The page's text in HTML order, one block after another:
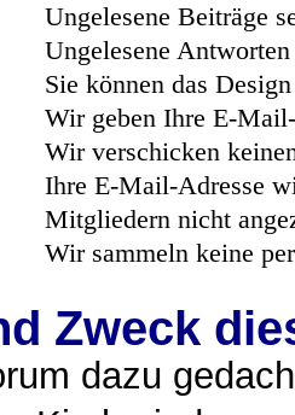
Ungelesene Beiträge
Ungelesene
Sie können das
Wir geben Ihre E-
Wir verschicken
Ihre E-Mail-Adresse
Mitgliedern nicht
Wir sammeln keine
Zweck
dazu